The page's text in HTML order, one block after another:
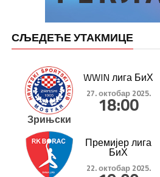
СЉЕДЕЋЕ УТАКМИЦЕ
Зрињски
WWIN лига БиХ
27. октобар 2025.
18:00
Премијер лига
БиХ
22. октобар 2025.